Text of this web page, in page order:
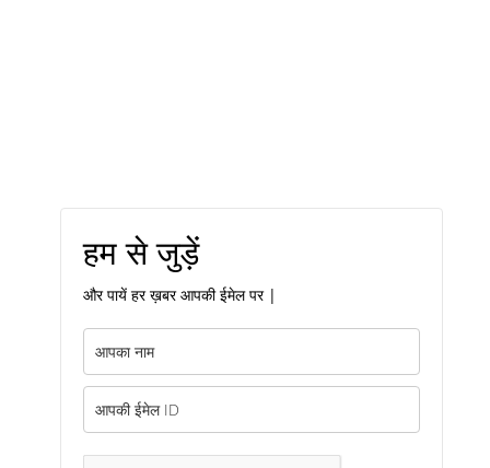
हम से जुड़ें
और पायें हर ख़बर आपकी ईमेल पर |